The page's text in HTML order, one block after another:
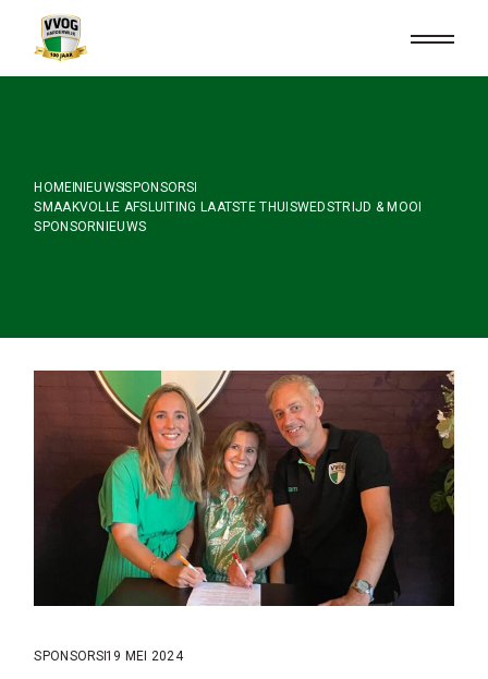
content
HOME NIEUWSSPONSORS
SMAAKVOLLE AFSLUITING LAATSTE THUISWEDSTRIJD & MOOI
SPONSORNIEUWS
SPONSORS 19 MEI 2024